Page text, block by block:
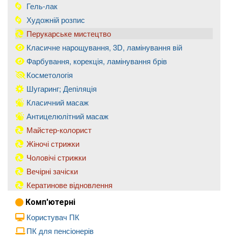
Гель-лак
Художній розпис
Перукарське мистецтво
Класичне нарощування, 3D, ламінування вій
Фарбування, корекція, ламінування брів
Косметологія
Шугаринг; Депіляція
Класичний масаж
Антицелюлітний масаж
Майстер-колорист
Жіночі стрижки
Чоловічі стрижки
Вечірні зачіски
Кератинове відновлення
Комп'ютерні
Користувач ПК
ПК для пенсіонерів